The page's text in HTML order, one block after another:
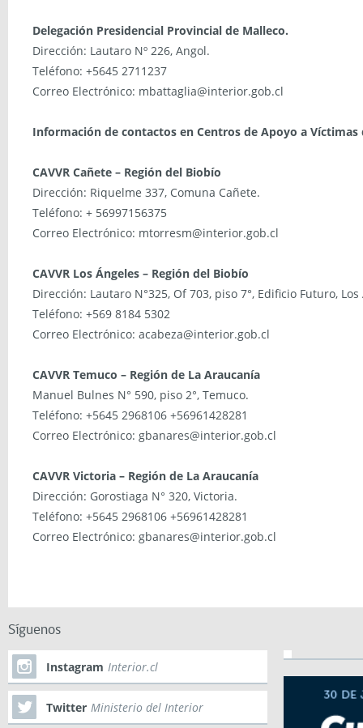
Delegación Presidencial Provincial de Malleco.
Dirección: Lautaro Nº 226, Angol.
Teléfono: +5645 2711237
Correo Electrónico: mbattaglia@interior.gob.cl
Información de contactos en Centros de Apoyo a Víctimas
CAVVR Cañete – Región del Biobío
Dirección: Riquelme 337, Comuna Cañete.
Teléfono: + 56997156375
Correo Electrónico: mtorresm@interior.gob.cl
CAVVR Los Ángeles – Región del Biobío
Dirección: Lautaro N°325, Of 703, piso 7°, Edificio Futuro, Los
Teléfono: +569 8184 5302
Correo Electrónico: acabeza@interior.gob.cl
CAVVR Temuco – Región de La Araucanía
Manuel Bulnes N° 590, piso 2°, Temuco.
Teléfono: +5645 2968106 +56961428281
Correo Electrónico: gbanares@interior.gob.cl
CAVVR Victoria – Región de La Araucanía
Dirección: Gorostiaga N° 320, Victoria.
Teléfono: +5645 2968106 +56961428281
Correo Electrónico: gbanares@interior.gob.cl
Síguenos
Instagram Interior.cl
Twitter Ministerio del Interior